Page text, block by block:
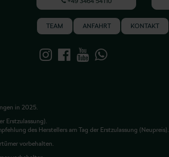
TEAM ANFAHRT KONTAKT
in 2025.
Erstzulassung).
des Herstellers am Tag der Erstzulassung (Neupreis).
vorbehalten.